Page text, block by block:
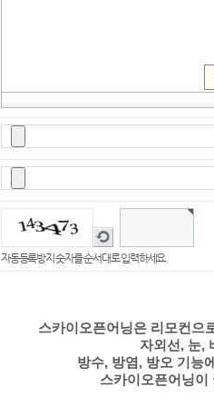
새
로
고
자동등록방지 숫자를 순서대로 입력하세요.
스카이오픈어닝은 리모컨으
자외선, 눈,
방수, 방염, 방오 기능
스카이오픈어닝이